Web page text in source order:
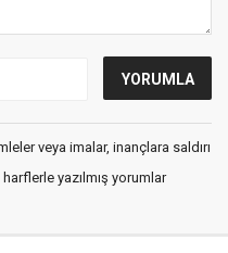
veya imalar, inançlara saldırı
yazılmış yorumlar